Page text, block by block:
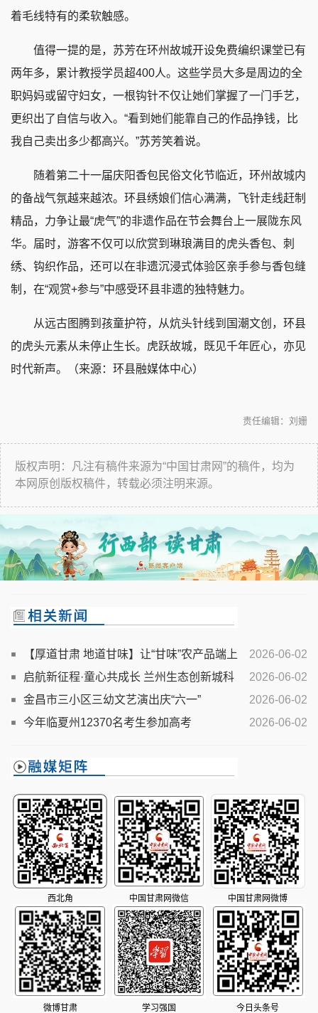
着毛线特有的柔软触感。
值得一提的是，苏芳在环州故城开设免费编织课堂已有
两年多，累计教授学员超400人。这些学员大多是周边的全
职妈妈或留守妇女，一根钩针不仅让她们掌握了一门手艺，
更织出了自信与收入。“看到她们能靠自己的作品挣钱，比
我自己卖出多少都高兴。”苏芳笑着说。
随着第二十一届庆阳香包民俗文化节临近，环州故城内
的备战气氛越来越浓。环县绣娘们信心满满，飞针走线赶制
精品，力争让最“虎气”的非遗作品在节会舞台上一展陇东风
华。届时，游客不仅可以欣赏到琳琅满目的虎头香包、刺
绣、钩织作品，还可以在非遗沉浸式体验区亲手参与香包缝
制，在“观赏+参与”中感受环县非遗的独特魅力。
从远古图腾到孩童护符，从炕头针线到国潮文创，环县
的虎头元素从未停止生长。虎跃故城，既见千年匠心，亦见
时代新声。（来源：环县融媒体中心）
责任编辑：刘姗
版权声明：凡注有稿件来源为“中国甘肃网”的稿件，均为
本网原创版权稿件，转载必须注明来源。
2026-06-02
【厚道甘肃 地道甘味】让“甘味”农产品端上
海外餐桌——“甘味”会世界兰州牛肉拉面邂逅外交使节活
动侧记
2026-06-02
启航新征程·童心共成长 兰州生态创新城科
创研学基地正式对外开放
2026-06-02
金昌市三小区三幼文艺演出庆“六一”
2026-06-02
今年临夏州12370名考生参加高考
西北角 中国甘肃网微信 中国甘肃网微博
微博甘肃 学习强国 今日头条号